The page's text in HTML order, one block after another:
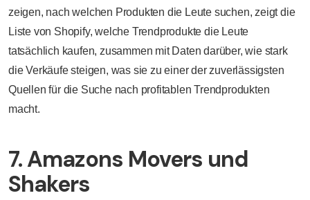
zeigen, nach welchen Produkten die Leute suchen, zeigt die
Liste von Shopify, welche Trendprodukte die Leute
tatsächlich kaufen, zusammen mit Daten darüber, wie stark
die Verkäufe steigen, was sie zu einer der zuverlässigsten
Quellen für die Suche nach profitablen Trendprodukten
macht.
7. Amazons Movers und
Shakers